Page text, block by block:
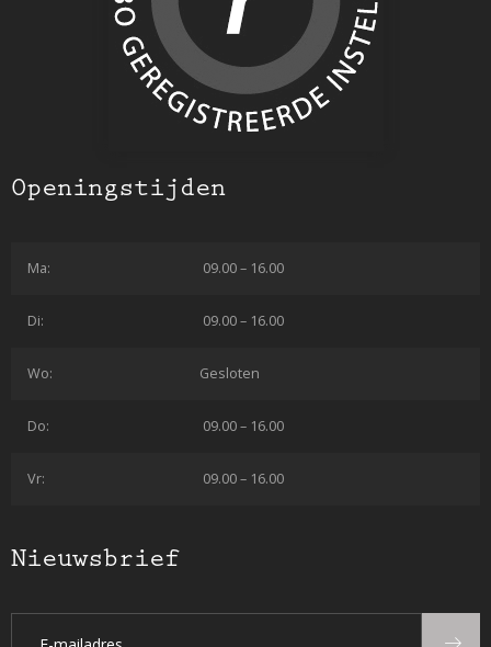
Openingstijden
Ma: 09.00 – 16.00
Di: 09.00 – 16.00
Wo: Gesloten
Do: 09.00 – 16.00
Vr: 09.00 – 16.00
Nieuwsbrief